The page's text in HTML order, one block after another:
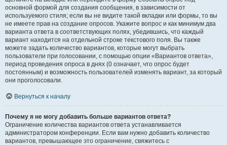
основной формой для создания сообщения, в зависимости от
используемого стиля; если вы не видите такой вкладки или формы, то вы
не имеете прав на создание опросов. Укажите вопрос и как минимум два
варианта ответа в соответствующих полях, убедившись, что каждый
вариант находится на отдельной строке текстового поля. Вы также
можете задать количество вариантов, которые могут выбрать
пользователи при голосовании, с помощью опции «Вариантов ответа»,
период проведения опроса в днях (0 означает, что опрос будет
постоянным) и возможность пользователей изменять вариант, за который
они проголосовали.
Вернуться к началу
Почему я не могу добавить больше вариантов ответа?
Ограничение количества вариантов ответа устанавливается
администратором конференции. Если вам нужно добавить количество
вариантов, превышающее это ограничение, свяжитесь с